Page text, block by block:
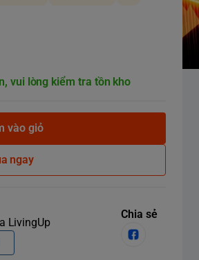
vui lòng kiểm tra tồn kho
vào giỏ
ngay
LivingUp
Chia sẻ